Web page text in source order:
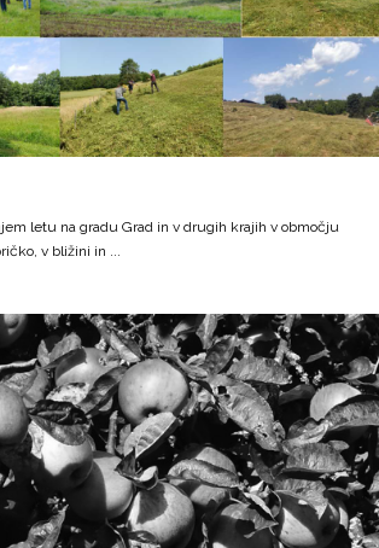
letu na gradu Grad in v drugih krajih v območju
v bližini in ...